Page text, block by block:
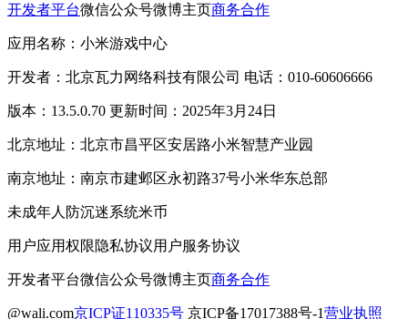
开发者平台微信公众号微博主页商务合作
应用名称：小米游戏中心
开发者：北京瓦力网络科技有限公司 电话：010-60606666
版本：13.5.0.70 更新时间：2025年3月24日
北京地址：北京市昌平区安居路小米智慧产业园
南京地址：南京市建邺区永初路37号小米华东总部
未成年人防沉迷系统米币
用户应用权限隐私协议用户服务协议
开发者平台微信公众号微博主页商务合作
@wali.com京ICP证110335号 京ICP备17017388号-1营业执照